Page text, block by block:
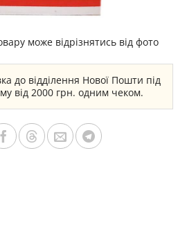
може відрізнятись від фото
до відділення Нової Пошти під
від 2000 грн. одним чеком.